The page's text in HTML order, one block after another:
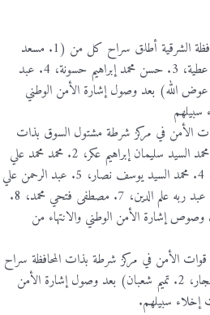
بمحافظة الشرقية أطلق سراح كل من (1. مسعد
أحمد عطية، 2. عطية أحمد عطية، 3. حسن محمد إبراهيم حسونة، 4. عبد
الله، 5. أحمد عوض الله) بعد وصول إشارة الأمن الوطني
سبيلهم
الأمن في مركز شرطة مشتول السوق بذات
المحافظة سراح كل من (1.محمد السيد سليمان إبراهيم عكر، 2. محمد محمد علي
شحاتة، 3. أحمد محمد المنايلي، 4. محمد السيد يوسف نصار، 5. عبد الرحمن علي
خليل، 6. محمد عبد الحافظ عبد ربه علم الدين، 7. مصطفى فتحي محمد، 8.
إشارة الأمن الوطني والانتهاء من
الأمن في مركز شرطة بذات المحافظة سراح
كل من (1. محمد حسني النجار، 2. تميم شعبان) بعد وصول إشارة الأمن
إخلاء سبيلهم.